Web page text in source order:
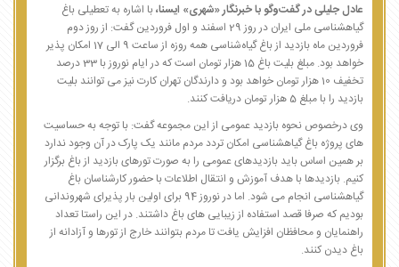
عادل جلیلی در گفت‌وگو با خبرنگار «شهری» ایسنا،با اشاره به تعطیلی باغ
گیاهشناسی ملی ایران در روز 29 اسفند و اول فروردین گفت: از روز دوم
فروردین ماه بازدید از باغ گیاه‌شناسی همه روزه از ساعت 9 الی 17 امکان پذیر
خواهد بود. مبلغ بلیت باغ 15 هزار تومان است که در ایام نوروز با 33 درصد
تخفیف 10 هزار تومان خواهد بود و دارندگان تهران کارت نیز می توانند بلیت
بازدید را با مبلغ 5 هزار تومان دریافت کنند.
وی درخصوص نحوه بازدید عمومی از این مجموعه گفت: با توجه به حساسیت
های پروژه باغ گیاهشناسی امکان تردد مردم مانند یک پارک در آن وجود ندارد
بر همین اساس باید بازدیدهای عمومی را به صورت تورهای بازدید از باغ برگزار
کنیم. بازدیدها با هدف آموزش و انتقال اطلاعات با حضور کارشناسان باغ
گیاهشناسی انجام می شود. اما در نوروز 94 برای اولین بار پذیرای شهروندانی
بودیم که صرفا قصد استفاده از زیبایی های باغ داشتند. در این راستا تعداد
راهنمایان و محافظان افزایش یافت تا مردم بتوانند خارج از تورها و آزادانه از
باغ دیدن کنند.